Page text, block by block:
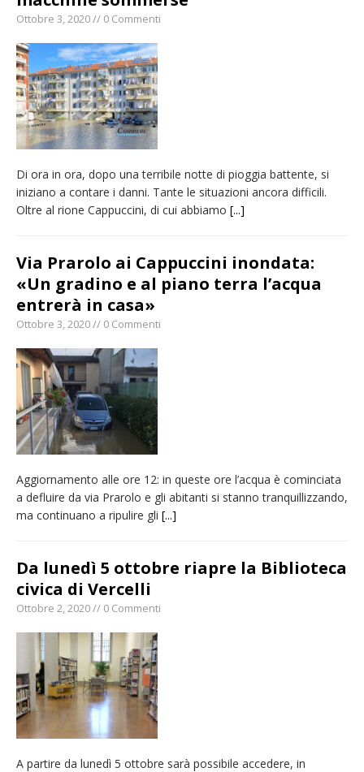
Ottobre 3, 2020 // 0 Commenti
Di ora in ora, dopo una terribile notte di pioggia battente, si
iniziano a contare i danni. Tante le situazioni ancora difficili.
Oltre al rione Cappuccini, di cui abbiamo [...]
Via Prarolo ai Cappuccini inondata:
«Un gradino e al piano terra l’acqua
entrerà in casa»
Ottobre 3, 2020 // 0 Commenti
Aggiornamento alle ore 12: in queste ore l’acqua è cominciata
a defluire da via Prarolo e gli abitanti si stanno tranquillizzando,
ma continuano a ripulire gli [...]
Da lunedì 5 ottobre riapre la Biblioteca
civica di Vercelli
Ottobre 2, 2020 // 0 Commenti
A partire da lunedì 5 ottobre sarà possibile accedere, in